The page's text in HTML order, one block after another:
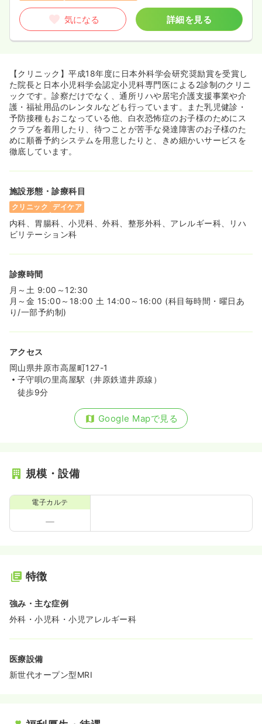
気になる 詳細を見る
【クリニック】平成18年度に日本外科学会研究奨励賞を受賞し
た院長と日本小児科学会認定小児科専門医による2診制のクリニ
ックです。診察だけでなく、通所リハや居宅介護支援事業や介
護・福祉用品のレンタルなども行っています。また乳児健診・
予防接種もおこなっている他、白衣恐怖症のお子様のためにス
クラブを着用したり、待つことが苦手な発達障害のお子様のた
めに順番予約システムを用意したりと、きめ細かいサービスを
徹底しています。
施設形態・診療科目
クリニック デイケア
内科、胃腸科、小児科、外科、整形外科、アレルギー科、リハ
ビリテーション科
診療時間
月～土 9:00～12:30
月～金 15:00～18:00 土 14:00～16:00 (科目毎時間・曜日あ
り/一部予約制)
アクセス
岡山県井原市高屋町127-1
子守唄の里高屋駅（井原鉄道井原線）
徒歩9分
Google Mapで見る
規模・設備
電子カルテ
特徴
強み・主な症例
外科・小児科・小児アレルギー科
医療設備
新世代オープン型MRI